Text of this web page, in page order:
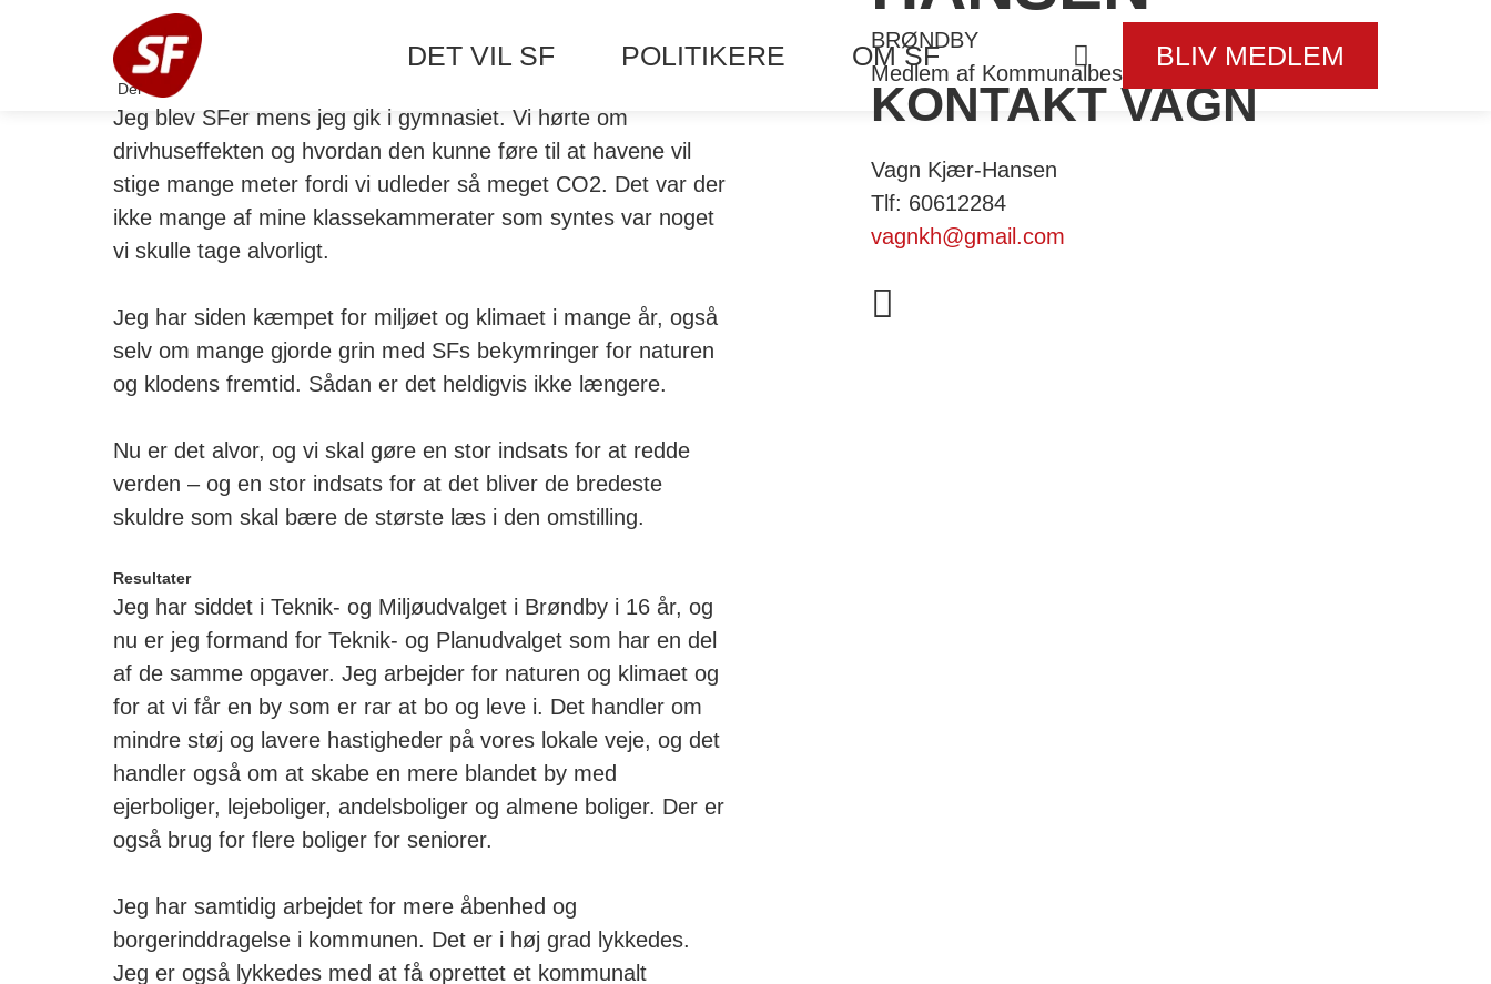
DET VIL SF POLITIKERE OM SF BLIV MEDLEM
BRØNDBY
Medlem af Kommunalbestyrelsen - Brøndby
Del
Jeg blev SFer mens jeg gik i gymnasiet. Vi hørte om
drivhuseffekten og hvordan den kunne føre til at havene vil
stige mange meter fordi vi udleder så meget CO2. Det var der
ikke mange af mine klassekammerater som syntes var noget
vi skulle tage alvorligt.
Jeg har siden kæmpet for miljøet og klimaet i mange år, også
selv om mange gjorde grin med SFs bekymringer for naturen
og klodens fremtid. Sådan er det heldigvis ikke længere.
Nu er det alvor, og vi skal gøre en stor indsats for at redde
verden – og en stor indsats for at det bliver de bredeste
skuldre som skal bære de største læs i den omstilling.
Resultater
Jeg har siddet i Teknik- og Miljøudvalget i Brøndby i 16 år, og
nu er jeg formand for Teknik- og Planudvalget som har en del
af de samme opgaver. Jeg arbejder for naturen og klimaet og
for at vi får en by som er rar at bo og leve i. Det handler om
mindre støj og lavere hastigheder på vores lokale veje, og det
handler også om at skabe en mere blandet by med
ejerboliger, lejeboliger, andelsboliger og almene boliger. Der er
også brug for flere boliger for seniorer.
Jeg har samtidig arbejdet for mere åbenhed og
borgerinddragelse i kommunen. Det er i høj grad lykkedes.
Jeg er også lykkedes med at få oprettet et kommunalt
KONTAKT VAGN
Vagn Kjær-Hansen
Tlf: 60612284
vagnkh@gmail.com